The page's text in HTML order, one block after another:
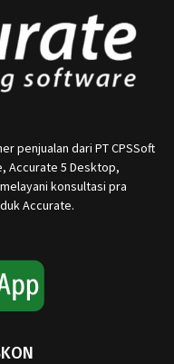
penjualan dari PT CPSSoft
Accurate 5 Desktop,
melayani konsultasi pra
Accurate.